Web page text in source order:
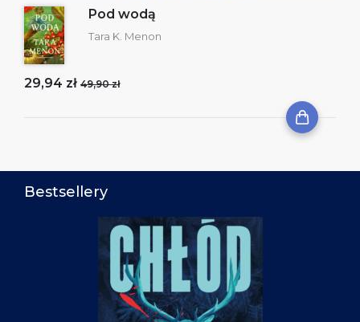
Pod wodą
Tara K. Menon
29,94 zł 49,90 zł
Bestsellery